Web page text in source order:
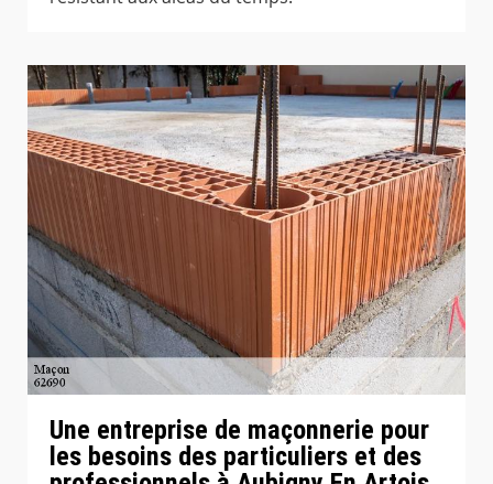
Une entreprise de maçonnerie pour
les besoins des particuliers et des